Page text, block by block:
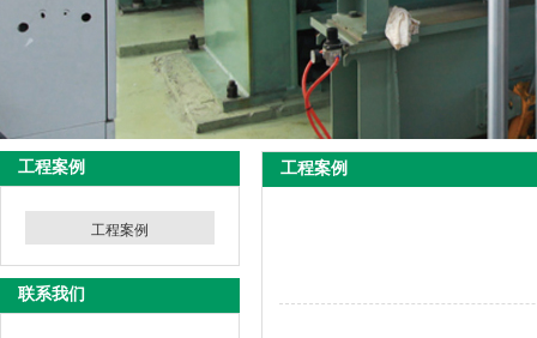
工程案例
工程案例
联系我们
工程案例